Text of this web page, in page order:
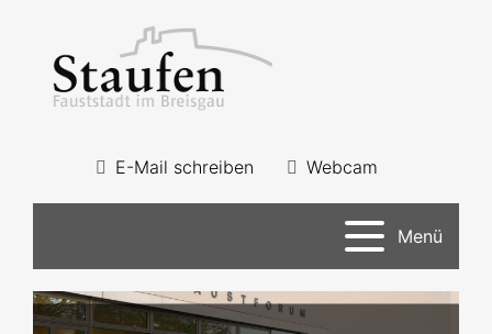
E-Mail schreiben Webcam
Menü